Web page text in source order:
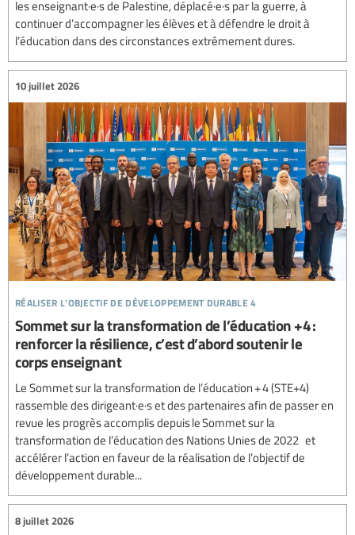
les enseignant·e·s de Palestine, déplacé·e·s par la guerre, à
continuer d’accompagner les élèves et à défendre le droit à
l’éducation dans des circonstances extrêmement dures.
réaliser l’objectif de développement durable 4
10 juillet 2026
Sommet sur la transformation de l’éducation +4 :
renforcer la résilience, c’est d’abord soutenir le
corps enseignant
Le Sommet sur la transformation de l’éducation + 4 (STE+4)
rassemble des dirigeant·e·s et des partenaires afin de passer en
revue les progrès accomplis depuis le Sommet sur la
transformation de l’éducation des Nations Unies de 2022 et
accélérer l’action en faveur de la réalisation de l’objectif de
développement durable...
8 juillet 2026